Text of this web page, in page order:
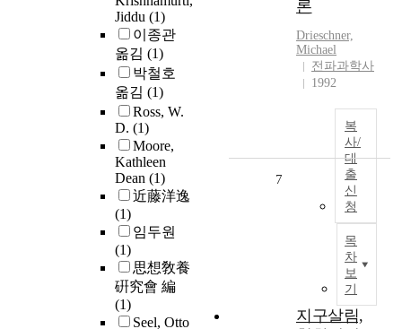
Jiddu (1)
이종관
옮김 (1)
박철호
옮김 (1)
Ross, W.
D. (1)
Moore,
Kathleen
Dean (1)
近藤洋逸
(1)
임두원
(1)
思想敎養
硏究會 編
(1)
Seel, Otto
론
Drieschner,
Michael
전파과학사
1992
복
사/
대
출
신
청
목
차
보
기
7
지구살림,